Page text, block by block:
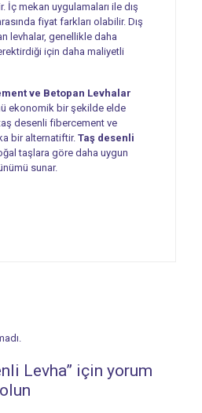
İç mekan uygulamaları ile dış
fiyat farkları olabilir. Dış
levhalar, genellikle daha
için daha maliyetli
ve Betopan Levhalar
ekonomik bir şekilde elde
desenli fibercement ve
bir alternatiftir. Taş desenli
taşlara göre daha uygun
sunar.
Levha” için yorum